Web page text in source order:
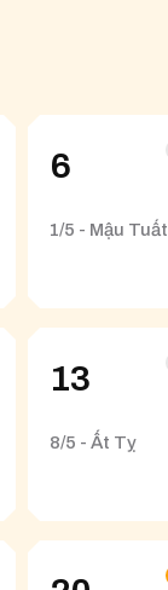
6
1/5 - Mậu Tuất
13
8/5 - Ất Tỵ